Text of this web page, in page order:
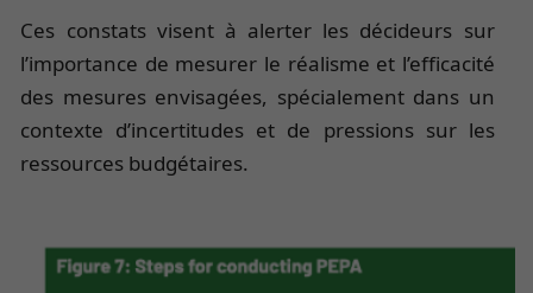
Ces constats visent à alerter les décideurs sur
l’importance de mesurer le réalisme et l’efficacité
des mesures envisagées, spécialement dans un
contexte d’incertitudes et de pressions sur les
ressources budgétaires.